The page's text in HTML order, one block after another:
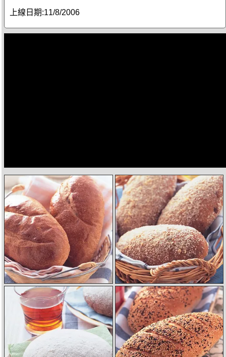
上線日期:11/8/2006